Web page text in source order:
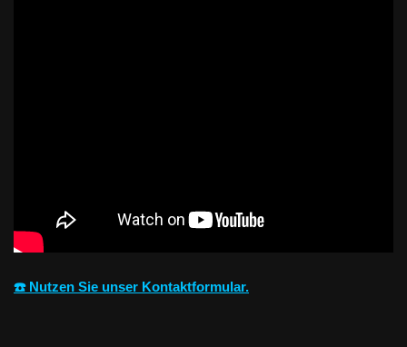
☎️ Nutzen Sie unser Kontaktformular.